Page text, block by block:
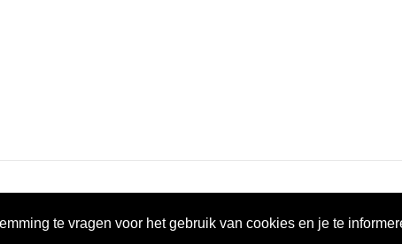
te vragen voor het gebruik van cookies en je te